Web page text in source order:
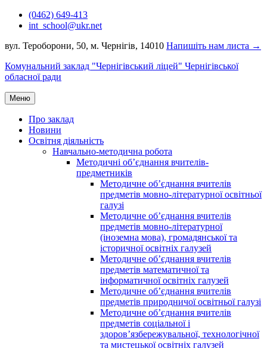
Перейти(0462) 649-413
int_school@ukr.net
вул. Тероборони, 50, м. Чернігів, 14010 Напишіть нам листа →
Комунальний заклад "Чернігівський ліцей" Чернігівської
обласної ради
Меню
Про заклад
Новини
Освітня діяльність
Навчально-методична робота
Методичні об’єднання вчителів-
предметників
Методичне об’єднання вчителів
предметів мовно-літературної освітньої
галузі
Методичне об’єднання вчителів
предметів мовно-літературної
(іноземна мова), громадянської та
історичної освітніх галузей
Методичне об’єднання вчителів
предметів математичної та
інформатичної освітніх галузей
Методичне об’єднання вчителів
предметів природничої освітньої галузі
Методичне об’єднання вчителів
предметів соціальної і
здоров’язбережувальної, технологічної
та мистецької освітніх галузей